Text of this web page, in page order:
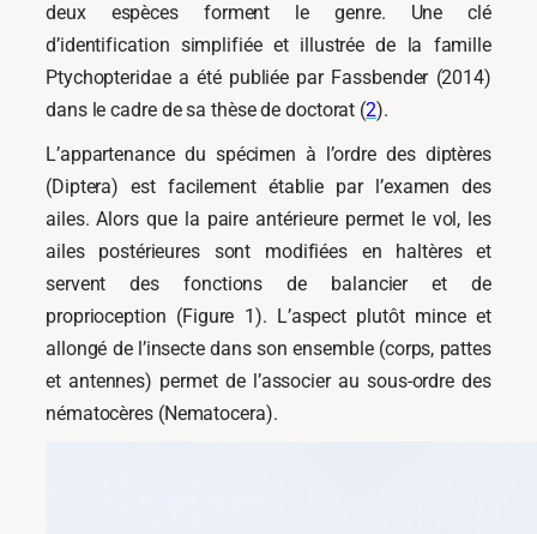
deux espèces forment le genre. Une clé
d’identification simplifiée et illustrée de la famille
Ptychopteridae a été publiée par Fassbender (2014)
dans le cadre de sa thèse de doctorat (2).
L’appartenance du spécimen à l’ordre des diptères
(Diptera) est facilement établie par l’examen des
ailes. Alors que la paire antérieure permet le vol, les
ailes postérieures sont modifiées en haltères et
servent des fonctions de balancier et de
proprioception (Figure 1). L’aspect plutôt mince et
allongé de l’insecte dans son ensemble (corps, pattes
et antennes) permet de l’associer au sous-ordre des
nématocères (Nematocera).